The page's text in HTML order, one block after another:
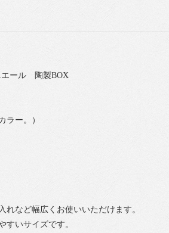
ール 陶製BOX
ー。）
など幅広くお使いいただけます。
すいサイズです。